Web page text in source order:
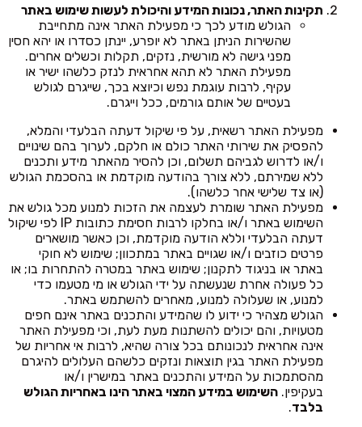
תקינות האתר, נכונות המידע והיכולת לעשות שימוש באתר
הגולש מודע לכך כי מפעילת האתר אינה מתחייבת
שהשירות הניתן באתר לא יופרע, יינתן כסדרו או יהא חסין
מפני גישה לא מורשית, נזקים, תקלות וכשלים אחרים.
מפעילת האתר לא תהא אחראית לנזק כלשהו ישיר או
עקיף, לרבות עוגמת נפש וכיוצא בכך, שייגרם לגולש
בעטיים של אותם גורמים, ככל וייגרם.
מפעילת האתר רשאית, על פי שיקול דעתה הבלעדי והמלא,
להפסיק את שירותי האתר כולם או חלקם, לערוך בהם שינויים
ו/או לדרוש לגביהם תשלום, וכן להסיר מהאתר מידע ותכנים
ללא שמירתם, ללא צורך בהודעה מוקדמת או בהסכמת הגולש
(או צד שלישי אחר כלשהו).
מפעילת האתר שומרת לעצמה את הזכות למנוע מכל גולש את
השימוש באתר ו/או בחלקו לרבות חסימת כתובות IP לפי שיקול
דעתה הבלעדי וללא הודעה מוקדמת, וכן כאשר מושארים
פרטים כוזבים ו/או שגויים באתר במתכוון; שימוש לא חוקי
באתר או בניגוד לתקנון; שימוש באתר במטרה להתחרות בו; או
כל פעולה אחרת שנעשתה על ידי הגולש או מי מטעמו כדי
למנוע, או שעלולה למנוע, מאחרים להשתמש באתר.
הגולש מצהיר כי ידוע לו שהמידע והתכנים באתר אינם חפים
מטעויות, והם יכולים להשתנות מעת לעת, וכי מפעילת האתר
אינה אחראית לנכונותם בכל צורה שהיא, לרבות אי אחריות של
מפעילת האתר בגין תוצאות ונזקים כלשהם העלולים להיגרם
מהסתמכות על המידע והתכנים באתר במישרין ו/או
בעקיפין. השימוש במידע המצוי באתר הינו באחריות הגולש
בלבד.